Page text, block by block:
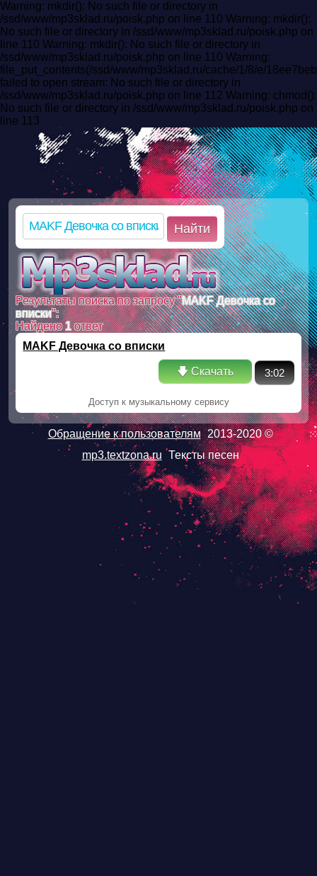
Warning: mkdir(): No such file or directory in
/ssd/www/mp3sklad.ru/poisk.php on line 110 Warning: mkdir():
No such file or directory in /ssd/www/mp3sklad.ru/poisk.php on
line 110 Warning: mkdir(): No such file or directory in
/ssd/www/mp3sklad.ru/poisk.php on line 110 Warning:
file_put_contents(/ssd/www/mp3sklad.ru/cache/1/8/e/
failed to open stream: No such file or directory in
/ssd/www/mp3sklad.ru/poisk.php on line 112 Warning: chmod():
No such file or directory in /ssd/www/mp3sklad.ru/poisk.php on
line 113
Найти
Результаты поиска по запросу "MAKF Девочка со
вписки":
Найдено1ответ
MAKF Девочка со вписки
🡇 Скачать 3:02
Доступ к музыкальному сервису
Обращение к пользователям 2013-2020 ©
mp3.textzona.ru Тексты песен